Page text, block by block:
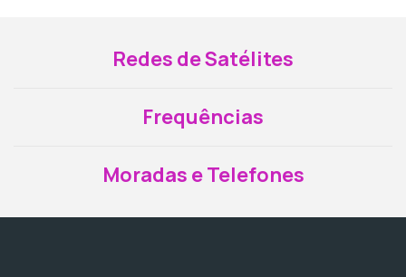
Redes de Satélites
Frequências
Moradas e Telefones